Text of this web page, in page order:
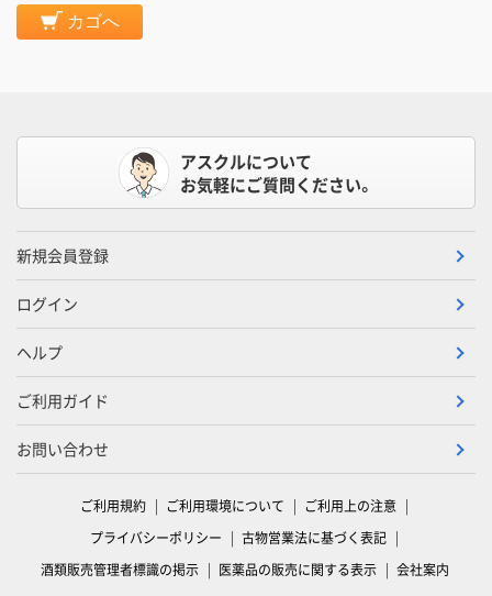
カゴへ
アスクルについて
お気軽にご質問ください。
新規会員登録
ログイン
ヘルプ
ご利用ガイド
お問い合わせ
ご利用規約 ご利用環境について
ご利用上の注意
プライバシーポリシー
古物営業法に基づく表記
酒類販売管理者標識の掲示
医薬品の販売に関する表示 会社案内